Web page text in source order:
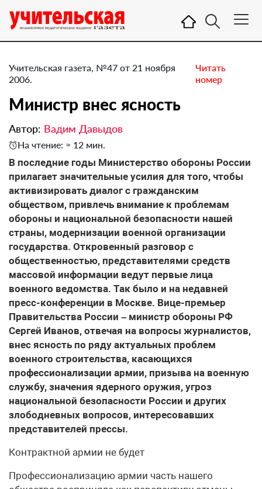
Учительская газета, №47 от 21 ноября
2006.
Читать
номер
Министр внес ясность
Автор: Вадим Давыдов
На чтение: ≈ 12 мин.
В последние годы Министерство обороны России
прилагает значительные усилия для того, чтобы
активизировать диалог с гражданским
обществом, привлечь внимание к проблемам
обороны и национальной безопасности нашей
страны, модернизации военной организации
государства. Откровенный разговор с
общественностью, представителями средств
массовой информации ведут первые лица
военного ведомства. Так было и на недавней
пресс-конференции в Москве. Вице-премьер
Правительства России – министр обороны РФ
Сергей Иванов, отвечая на вопросы журналистов,
внес ясность по ряду актуальных проблем
военного строительства, касающихся
профессионализации армии, призыва на военную
службу, значения ядерного оружия, угроз
национальной безопасности России и других
злободневных вопросов, интересовавших
представителей прессы.
Контрактной армии не будет
Профессионализацию армии часть нашего